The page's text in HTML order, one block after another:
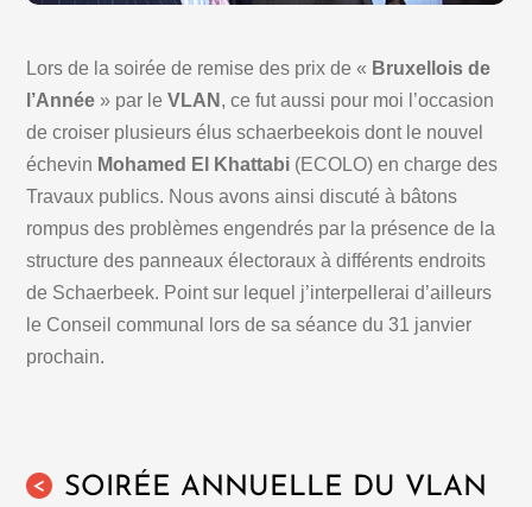
Lors de la soirée de remise des prix de « Bruxellois de
l’Année » par leVLAN , ce fut aussi pour moi l’occasion
de croiser plusieurs élus schaerbeekois dont le nouvel
échevin Mohamed El Khattabi (ECOLO) en charge des
Travaux publics. Nous avons ainsi discuté à bâtons
rompus des problèmes engendrés par la présence de la
structure des panneaux électoraux à différents endroits
de Schaerbeek. Point sur lequel j’interpellerai d’ailleurs
le Conseil communal lors de sa séance du 31 janvier
prochain.
< SOIRÉE ANNUELLE DU VLAN